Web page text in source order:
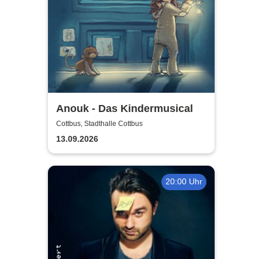
Anouk - Das Kindermusical
Cottbus, Stadthalle Cottbus
13.09.2026
20:00 Uhr